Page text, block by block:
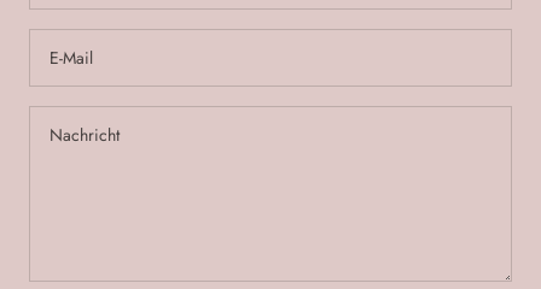
E-Mail
Nachricht